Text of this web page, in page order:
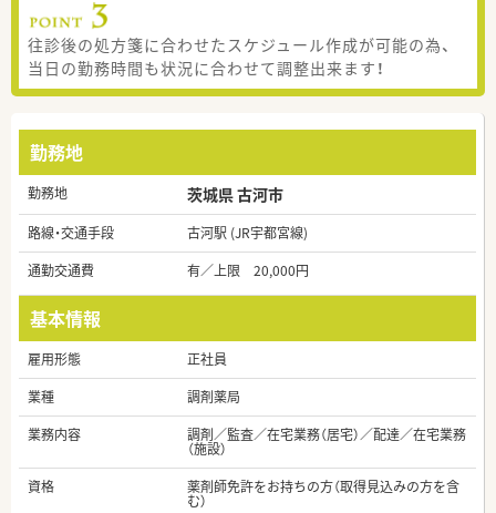
往診後の処方箋に合わせたスケジュール作成が可能の為、
当日の勤務時間も状況に合わせて調整出来ます！
勤務地
勤務地 茨城県 古河市
路線・交通手段
古河駅 (JR宇都宮線)
通勤交通費
有／上限 20,000円
基本情報
雇用形態
正社員
業種
調剤薬局
業務内容
調剤／監査／在宅業務（居宅）／配達／在宅業務
（施設）
資格
薬剤師免許をお持ちの方（取得見込みの方を含
む）